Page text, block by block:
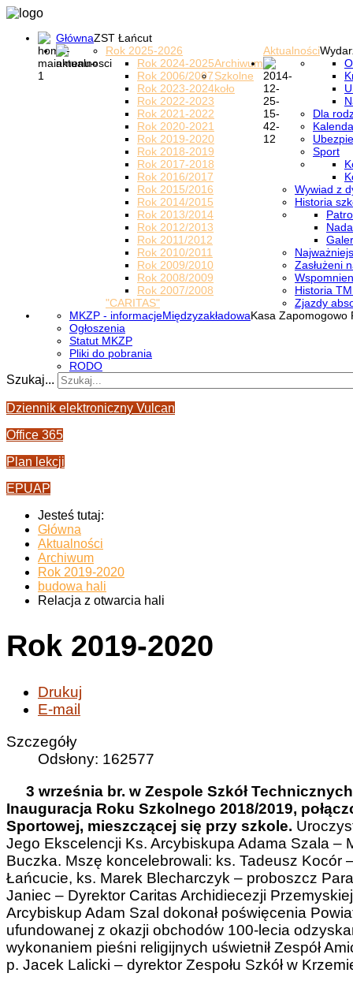
GłównaZST Łańcut
Aktualności
Rok 2025-2026
Archiwum
Rok 2024-2025
Rok 2006/2007
Rok 2023-2024
Rok 2022-2023
Rok 2021-2022
Rok 2020-2021
Rok 2019-2020
Rok 2018-2019
Rok 2017-2018
Rok 2016/2017
Rok 2015/2016
Rok 2014/2015
Rok 2013/2014
Rok 2012/2013
Rok 2011/2012
Rok 2010/2011
Rok 2009/2010
Rok 2008/2009
Rok 2007/2008
Szkolne
koło
"CARITAS"
Dla
Sport
Wywiad z
Historia
Zasłużeni
Historia
Zjazdy
MiędzyzakładowaKasa Zapomogowo
MKZP - informacje
Ogłoszenia
Statut MKZP
Pliki do pobrania
RODO
Szukaj...
Dziennik elektroniczny Vulcan
Office 365
Plan lekcji
EPUAP
Jesteś tutaj:
Główna
Aktualności
Archiwum
Rok 2019-2020
budowa hali
Relacja z otwarcia hali
Rok 2019-2020
Drukuj
E-mail
Szczegóły
Odsłony: 162577
3 września br. w Zespole Szkół
Inauguracja Roku Szkolnego 2018/2019,
Sportowej, mieszczącej się przy szkole.
Jego Ekscelencji Ks. Arcybiskupa Adama Szala –
Buczka. Mszę koncelebrowali: ks. Tadeusz Kocór
Łańcucie, ks. Marek Blecharczyk – proboszcz
Janiec – Dyrektor Caritas Archidiecezji
Arcybiskup Adam Szal dokonał poświęcenia
ufundowanej z okazji obchodów 100-lecia
wykonaniem pieśni religijnych uświetnił Zespół
p. Jacek Lalicki – dyrektor Zespołu Szkół w